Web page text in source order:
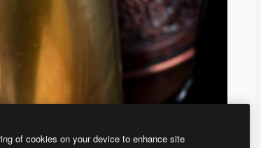
of cookies on your device to enhance site